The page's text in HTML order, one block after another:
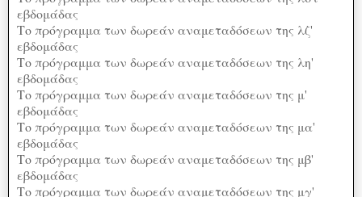
εβδομάδας
Το πρόγραμμα των δωρεάν αναμεταδόσεων της λζ'
εβδομάδας
Το πρόγραμμα των δωρεάν αναμεταδόσεων της λη'
εβδομάδας
Το πρόγραμμα των δωρεάν αναμεταδόσεων της μ'
εβδομάδας
Το πρόγραμμα των δωρεάν αναμεταδόσεων της μα'
εβδομάδας
Το πρόγραμμα των δωρεάν αναμεταδόσεων της μβ'
εβδομάδας
Το πρόγραμμα των δωρεάν αναμεταδόσεων της μγ'